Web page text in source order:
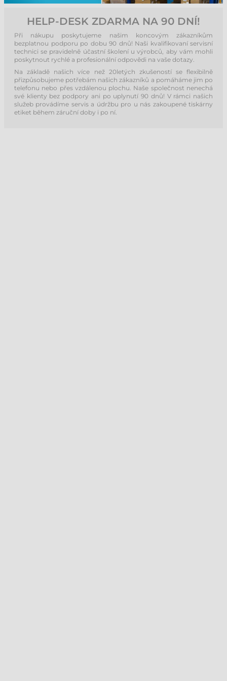
HELP-DESK ZDARMA NA 90 DNÍ!
Při nákupu poskytujeme našim koncovým zákazníkům
bezplatnou podporu po dobu 90 dnů! Naši kvalifikovaní servisní
technici se pravidelně účastní školení u výrobců, aby vám mohli
poskytnout rychlé a profesionální odpovědi na vaše dotazy.
Na základě našich více než 20letých zkušeností se flexibilně
přizpůsobujeme potřebám našich zákazníků a pomáháme jim po
telefonu nebo přes vzdálenou plochu. Naše společnost nenechá
své klienty bez podpory ani po uplynutí 90 dnů! V rámci našich
služeb provádíme servis a údržbu pro u nás zakoupené tiskárny
etiket během záruční doby i po ní.